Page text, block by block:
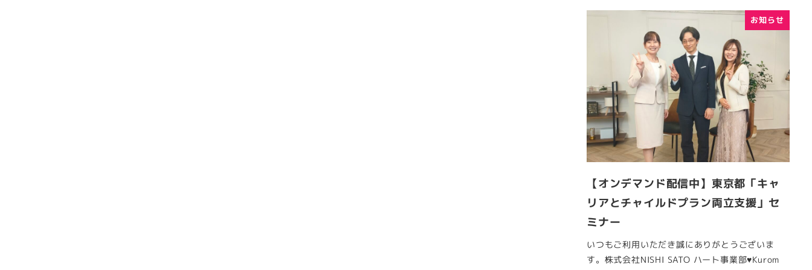
お知らせ
【オンデマンド配信中】東京都「キャ
リアとチャイルドプラン両立支援」セ
ミナー
いつもご利用いただき誠にありがとうございま
す。株式会社NISHI SATO ハート事業部♥Kurom